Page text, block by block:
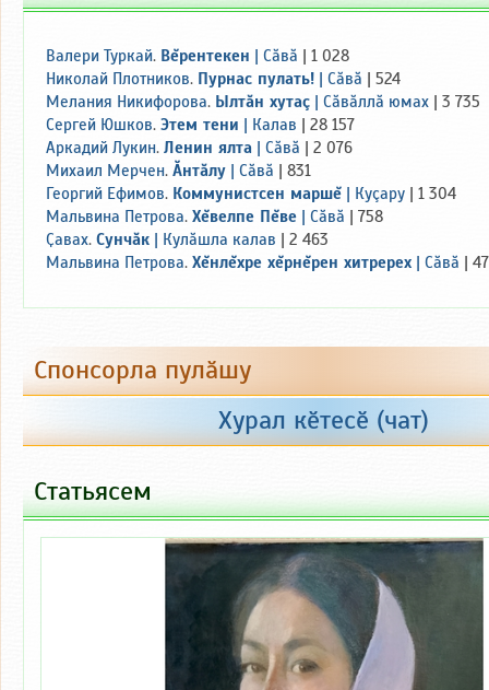
Валери Туркай. Вĕрентекен | Сăвă | 1 028
Николай Плотников. Пурнас пулать! | Сăвă | 524
Мелания Никифорова. Ылтăн хутаç | Сăвăллă юмах | 3 735
Сергей Юшков. Этем тени | Калав | 28 157
Аркадий Лукин. Ленин ялта | Сăвă | 2 076
Михаил Мерчен. Ăнтăлу | Сăвă | 831
Георгий Ефимов. Коммунистсен маршĕ | Куçару | 1 304
Мальвина Петрова. Хĕвелпе Пĕве | Сăвă | 758
Ҫавах. Сунчăк | Кулăшла калав | 2 463
Мальвина Петрова. Хĕнлĕхре хĕрнĕрен хитререх | Сăвă |
Спонсорла пулӑшу
+500
Тӑкакланӑ: 27 420 тен.
Хурал кӗтесӗ (чат)
Статьясем